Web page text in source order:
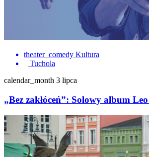
theater_comedy Kultura
Tuchola
calendar_month 3 lipca
„Bez zakłóceń”: Solowy album